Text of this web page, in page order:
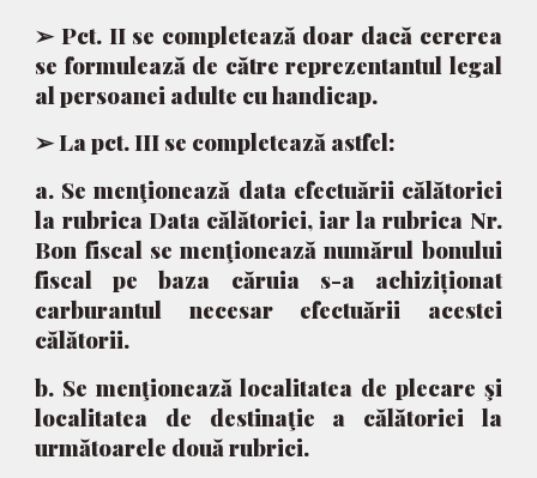
➢ Pct. II se completează doar dacă cererea
se formulează de către reprezentantul legal
al persoanei adulte cu handicap.
➢ La pct. III se completează astfel:
a. Se menţionează data efectuării călătoriei
la rubrica Data călătoriei, iar la rubrica Nr.
Bon fiscal se menţionează numărul bonului
fiscal pe baza căruia s-a achiziționat
carburantul necesar efectuării acestei
călătorii.
b. Se menţionează localitatea de plecare şi
localitatea de destinaţie a călătoriei la
următoarele două rubrici.